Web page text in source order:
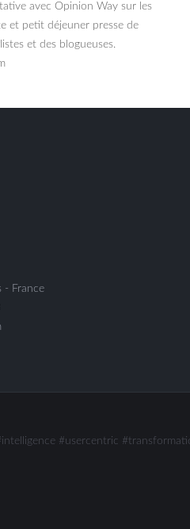
avec Opinion Way sur les
et petit déjeuner presse de
et des blogueuses.
- France
#usercentric